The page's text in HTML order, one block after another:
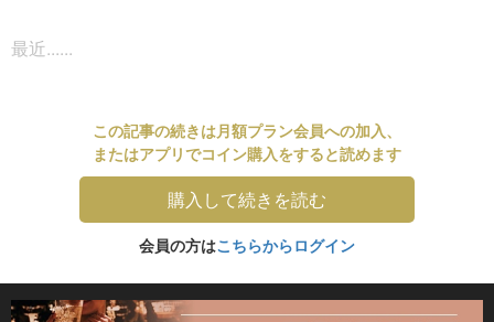
最近......
この記事の続きは月額プラン会員への加入、
またはアプリでコイン購入をすると読めます
購入して続きを読む
会員の方はこちらからログイン